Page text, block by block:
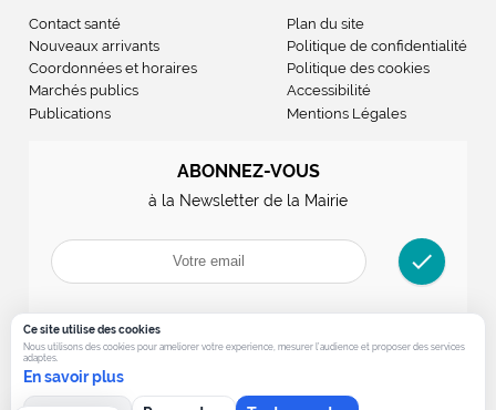
Contact santé
Nouveaux arrivants
Coordonnées et horaires
Marchés publics
Publications
Plan du site
Politique de confidentialité
Politique des cookies
Accessibilité
Mentions Légales
ABONNEZ-VOUS
à la Newsletter de la Mairie
check
Ce site utilise des cookies
Nous utilisons des cookies pour ameliorer votre experience, mesurer l’audience et proposer des services
adaptes.
En savoir plus